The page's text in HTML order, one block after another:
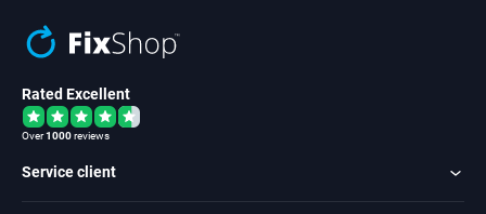
Rated Excellent
Over1000reviews
Service client